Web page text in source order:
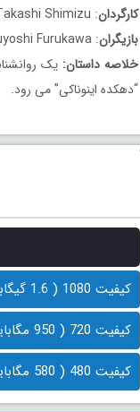
کارگردان: Takashi Shimizu
بازیگران: Ayaka Miyoshi, Ryôta Bandô, Tsuyoshi Furukawa
خلاصه داستان: یک
“دهکده اینوناکی” می رود.
کیفیت 1080 ( 1.6 گیگابایت)
کیفیت 720 ( 950 مگابایت)
کیفیت 480 ( 580 مگابایت)